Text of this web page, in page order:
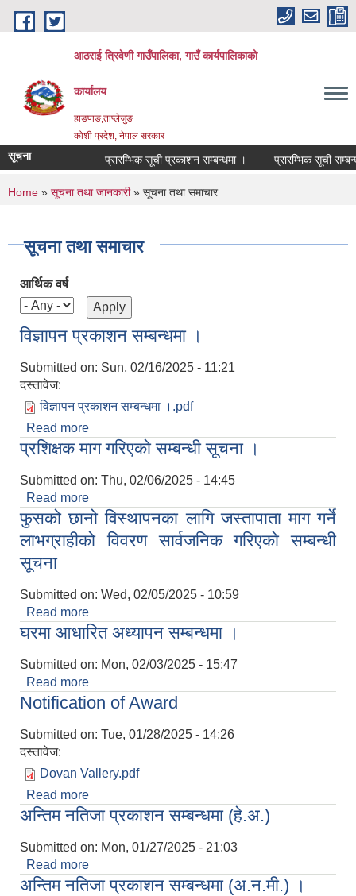
Skip to main content
आठराई त्रिवेणी गाउँपालिका, गाउँ कार्यपालिकाको
कार्यालय
हाङपाङ,ताप्लेजुङ
कोशी प्रदेश, नेपाल सरकार
सूचना प्रारम्भिक सूची प्रकाशन सम्बन्धमा । प्रारम्भिक सूची
You are here
Home » सूचना तथा जानकारी» सूचना तथा समाचार
सूचना तथा समाचार
आर्थिक वर्ष
विज्ञापन प्रकाशन सम्बन्धमा ।
Submitted on: Sun, 02/16/2025 - 11:21
दस्तावेज:
विज्ञापन प्रकाशन सम्बन्धमा ।.pdf
Read more
प्रशिक्षक माग गरिएको सम्बन्धी सूचना ।
Submitted on: Thu, 02/06/2025 - 14:45
Read more
फुसको छानो विस्थापनका लागि जस्तापाता माग गर्ने
लाभग्राहीको विवरण सार्वजनिक गरिएको सम्बन्धी
सूचना
Submitted on: Wed, 02/05/2025 - 10:59
Read more
लाभग्राहीको विवरण सार्वजनिक गरिएको सम्बन्धी सूचना
घरमा आधारित अध्यापन सम्बन्धमा ।
Submitted on: Mon, 02/03/2025 - 15:47
Read more
Notification of Award
Submitted on: Tue, 01/28/2025 - 14:26
दस्तावेज:
Dovan Vallery.pdf
Read more
अन्तिम नतिजा प्रकाशन सम्बन्धमा (हे.अ.)
Submitted on: Mon, 01/27/2025 - 21:03
Read more
अन्तिम नतिजा प्रकाशन सम्बन्धमा (अ.न.मी.) ।